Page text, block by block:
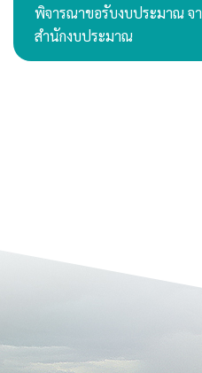
พิจารณาขอรับงบประมาณ จ
สำนักงบประมาณ